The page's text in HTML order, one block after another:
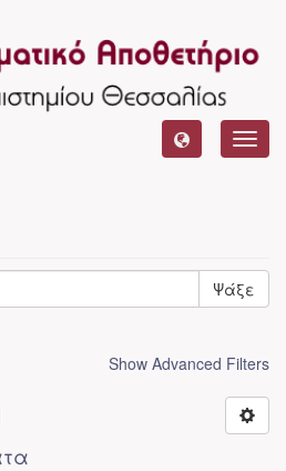
Ψάξε
Show Advanced Filters